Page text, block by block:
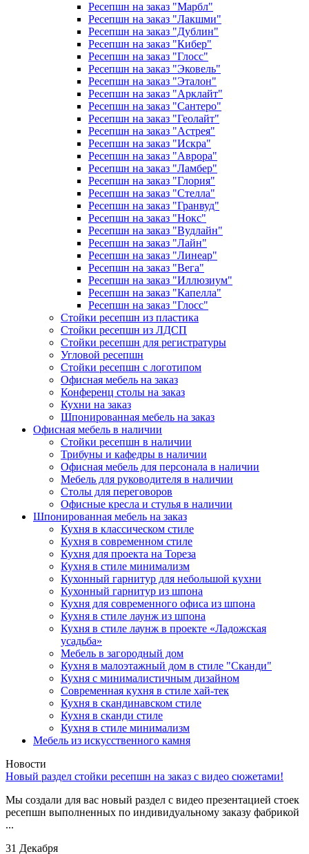
Ресепшн на заказ "Марбл"
Ресепшн на заказ "Лакшми"
Ресепшн на заказ "Дублин"
Ресепшн на заказ "Кибер"
Ресепшн на заказ "Глосс"
Ресепшн на заказ "Эковель"
Ресепшн на заказ "Эталон"
Ресепшн на заказ "Арклайт"
Ресепшн на заказ "Сантеро"
Ресепшн на заказ "Геолайт"
Ресепшн на заказ "Астрея"
Ресепшн на заказ "Искра"
Ресепшн на заказ "Аврора"
Ресепшн на заказ "Ламбер"
Ресепшн на заказ "Глория"
Ресепшн на заказ "Стелла"
Ресепшн на заказ "Гранвуд"
Ресепшн на заказ "Нокс"
Ресепшн на заказ "Вудлайн"
Ресепшн на заказ "Лайн"
Ресепшн на заказ "Линеар"
Ресепшн на заказ "Вега"
Ресепшн на заказ "Иллюзиум"
Ресепшн на заказ "Капелла"
Ресепшн на заказ "Глосс"
Стойки ресепшн из пластика
Стойки ресепшн из ЛДСП
Стойки ресепшн для регистратуры
Угловой ресепшн
Стойки ресепшн с логотипом
Офисная мебель на заказ
Конференц столы на заказ
Кухни на заказ
Шпонированная мебель на заказ
Офисная мебель в наличии
Стойки ресепшн в наличии
Трибуны и кафедры в наличии
Офисная мебель для персонала в наличии
Мебель для руководителя в наличии
Столы для переговоров
Офисные кресла и стулья в наличии
Шпонированная мебель на заказ
Кухня в классическом стиле
Кухня в современном стиле
Кухня для проекта на Тореза
Кухня в стиле минимализм
Кухонный гарнитур для небольшой кухни
Кухонный гарнитур из шпона
Кухня для современного офиса из шпона
Кухня в стиле лаунж из шпона
Кухня в стиле лаунж в проекте «Ладожская
усадьба»
Мебель в загородный дом
Кухня в малоэтажный дом в стиле "Сканди"
Кухня с минималистичным дизайном
Современная кухня в стиле хай-тек
Кухня в скандинавском стиле
Кухня в сканди стиле
Кухня в стиле минимализм
Мебель из искусственного камня
Новости
Новый раздел стойки ресепшн на заказ с видео сюжетами!
Мы создали для вас новый раздел с видео презентацией стоек
ресепшн выполненных по индивидуальному заказу фабрикой
...
31 Декабря